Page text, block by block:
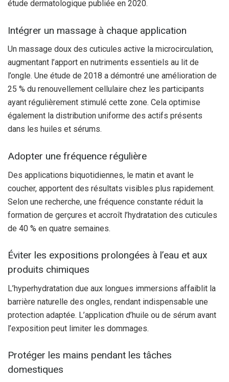
étude dermatologique publiée en 2020.
Intégrer un massage à chaque application
Un massage doux des cuticules active la microcirculation,
augmentant l’apport en nutriments essentiels au lit de
l’ongle. Une étude de 2018 a démontré une amélioration de
25 % du renouvellement cellulaire chez les participants
ayant régulièrement stimulé cette zone. Cela optimise
également la distribution uniforme des actifs présents
dans les huiles et sérums.
Adopter une fréquence régulière
Des applications biquotidiennes, le matin et avant le
coucher, apportent des résultats visibles plus rapidement.
Selon une recherche, une fréquence constante réduit la
formation de gerçures et accroît l’hydratation des cuticules
de 40 % en quatre semaines.
Éviter les expositions prolongées à l’eau et aux
produits chimiques
L’hyperhydratation due aux longues immersions affaiblit la
barrière naturelle des ongles, rendant indispensable une
protection adaptée. L’application d’huile ou de sérum avant
l’exposition peut limiter les dommages.
Protéger les mains pendant les tâches
domestiques